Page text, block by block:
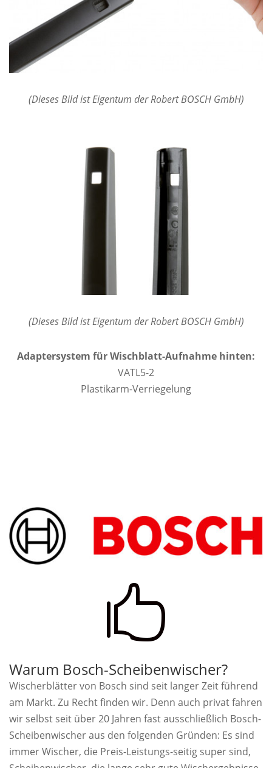
(Dieses Bild ist Eigentum der Robert BOSCH GmbH)
(Dieses Bild ist Eigentum der Robert BOSCH GmbH)
Adaptersystem für Wischblatt-Aufnahme hinten:
VATL5-2
Plastikarm-Verriegelung

Warum Bosch-Scheibenwischer?
Wischerblätter von Bosch sind seit langer Zeit führend
am Markt. Zu Recht finden wir. Denn auch privat fahren
wir selbst seit über 20 Jahren fast ausschließlich Bosch-
Scheibenwischer aus den folgenden Gründen: Es sind
immer Wischer, die Preis-Leistungs-seitig super sind,